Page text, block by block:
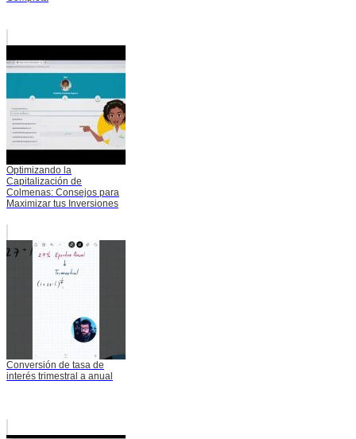
Optimizando la
Capitalización de
Colmenas: Consejos para
Maximizar tus Inversiones
Conversión de tasa de
interés trimestral a anual